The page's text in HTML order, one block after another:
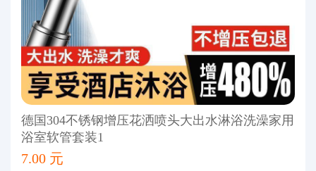
德国304不锈钢增压花洒喷头大出水淋浴洗澡家用
浴室软管套装1
7.00 元